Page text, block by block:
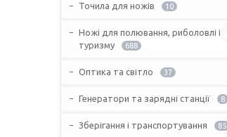
Точила для ножів 10
Ножі для полювання, риболовлі і
туризму
688
Оптика та світло 37
Генератори та зарядні станції 8
Зберігання і транспортування 85